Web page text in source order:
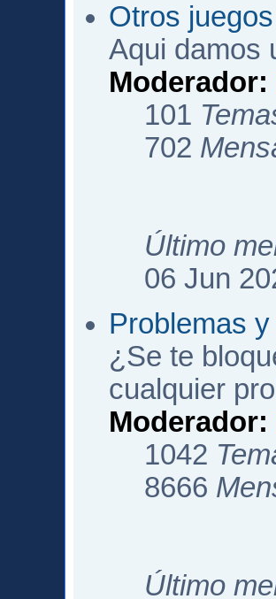
Otros
Aqui damos
Moderador:
101
702
Último
06 Jun
Problemas
¿Se te
cualquier
Moderador:
1042
8666
Último